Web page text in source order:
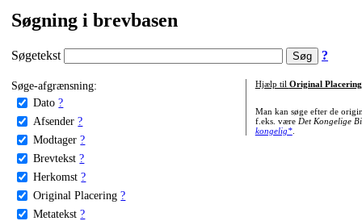
Søgning i brevbasen
Søgetekst ?
Søge-afgrænsning:
Dato ?
Afsender ?
Modtager ?
Brevtekst ?
Herkomst ?
Original Placering ?
Metatekst ?
Hjælp til Original Placering
Man kan søge efter de
f.eks. være Det Kongelige
kongelig*.